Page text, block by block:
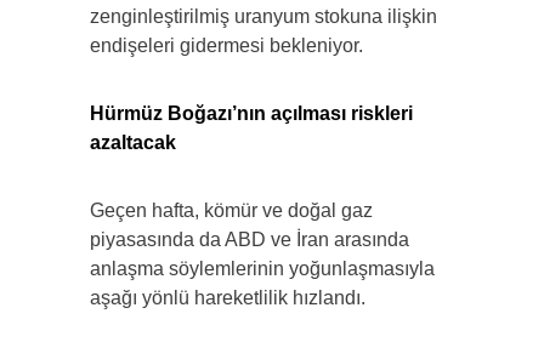
zenginleştirilmiş uranyum stokuna ilişkin
endişeleri gidermesi bekleniyor.
Hürmüz Boğazı’nın açılması riskleri
azaltacak
Geçen hafta, kömür ve doğal gaz
piyasasında da ABD ve İran arasında
anlaşma söylemlerinin yoğunlaşmasıyla
aşağı yönlü hareketlilik hızlandı.